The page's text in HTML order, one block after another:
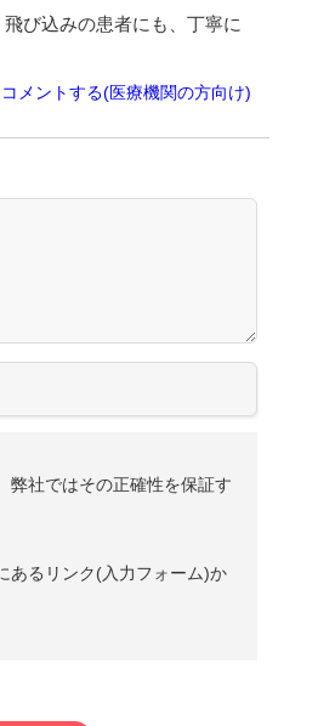
び込みの患者にも、丁寧に
メントする(医療機関の方向け)
弊社ではその正確性を保証す
あるリンク(入力フォーム)か